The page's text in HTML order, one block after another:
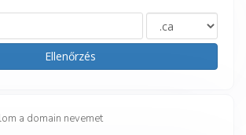
Ellenőrzés
a domain nevemet